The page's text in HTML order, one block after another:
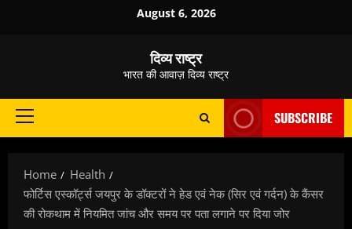
August 6, 2026
दिव्य राष्ट्र
भारत की आवाज़ दिव्य राष्ट्र
Primary
SUBSCRIBE
Home
Health
फोर्टिस एस्कॉर्ट्स जयपुर के डॉक्टरों ने हेड एवं नेक (सिर एवं गर्दन) के कैंसर
की रोकथाम में नियमित जांच और समय पर पता लगाने पर दिया जोर